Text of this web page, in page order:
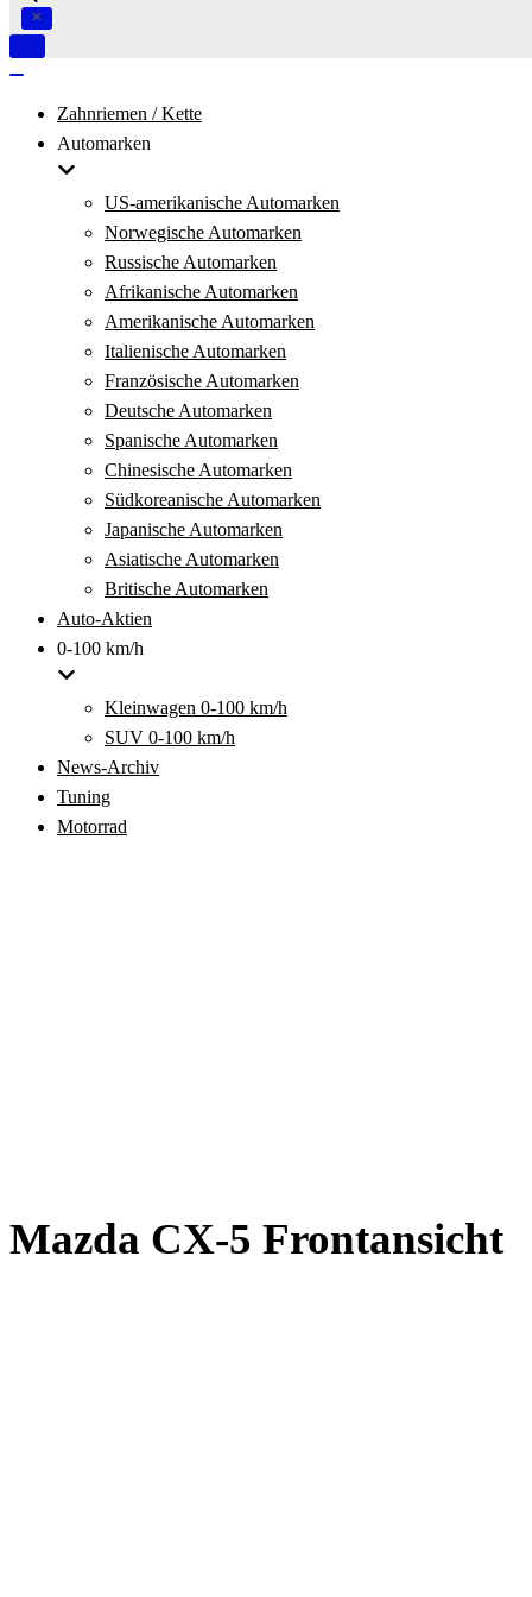
Navigation
Zahnriemen / Kette
Automarken
US-amerikanische Automarken
Norwegische Automarken
Russische Automarken
Afrikanische Automarken
Amerikanische Automarken
Italienische Automarken
Französische Automarken
Deutsche Automarken
Spanische Automarken
Chinesische Automarken
Südkoreanische Automarken
Japanische Automarken
Asiatische Automarken
Britische Automarken
Auto-Aktien
0-100 km/h
Kleinwagen 0-100 km/h
SUV 0-100 km/h
News-Archiv
Tuning
Motorrad
Mazda CX-5 Frontansicht